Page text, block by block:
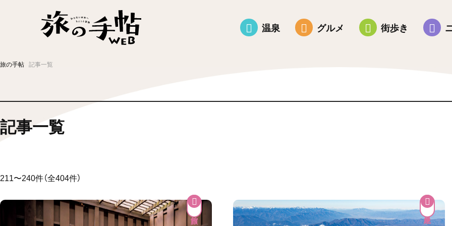
温泉 グルメ 街歩き
旅の手帖 記事一覧
記事一覧
211〜240件（全404件）
グルメ
ニュース